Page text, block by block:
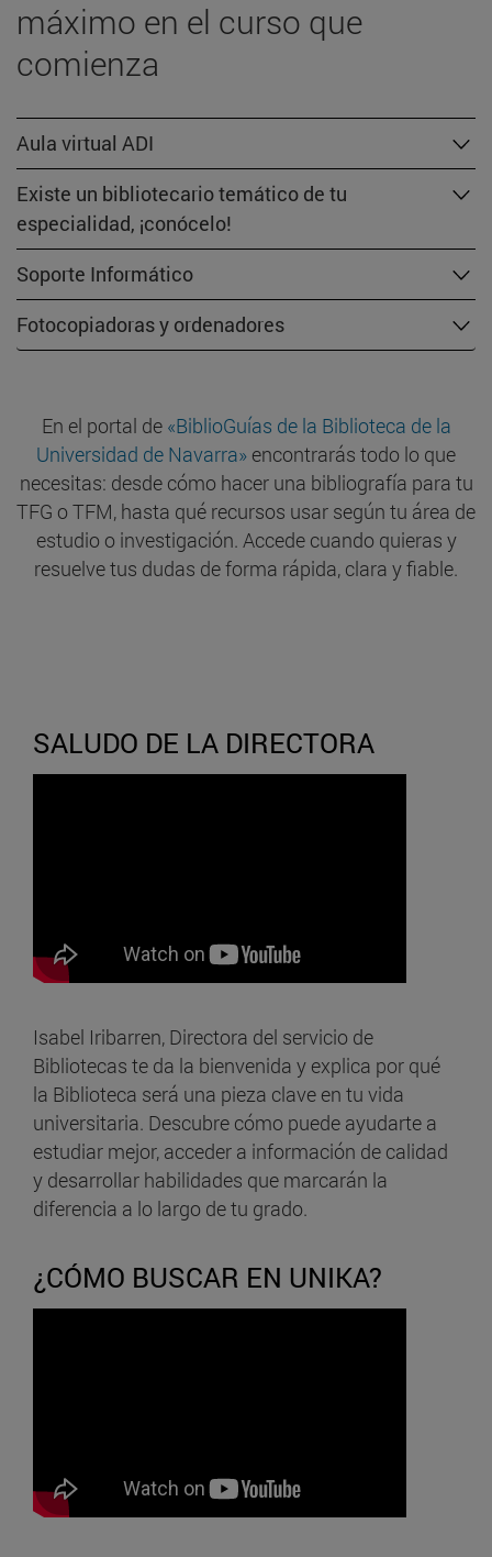
máximo en el curso que
comienza
Aula virtual ADI
Existe un bibliotecario temático de tu
especialidad, ¡conócelo!
Soporte Informático
Fotocopiadoras y ordenadores
En el portal de «BiblioGuías de la Biblioteca de la
Universidad de Navarra» encontrarás todo lo que
necesitas: desde cómo hacer una bibliografía para tu
TFG o TFM, hasta qué recursos usar según tu área de
estudio o investigación. Accede cuando quieras y
resuelve tus dudas de forma rápida, clara y fiable.
SALUDO DE LA DIRECTORA
Isabel Iribarren, Directora del servicio de
Bibliotecas te da la bienvenida y explica por qué
la Biblioteca será una pieza clave en tu vida
universitaria. Descubre cómo puede ayudarte a
estudiar mejor, acceder a información de calidad
y desarrollar habilidades que marcarán la
diferencia a lo largo de tu grado.
¿CÓMO BUSCAR EN UNIKA?